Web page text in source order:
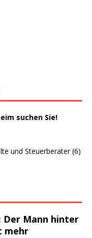
suchen Sie!
und Steuerberater (6)
Der Mann hinter
mehr